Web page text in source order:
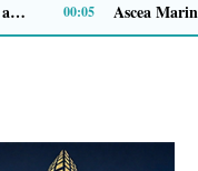
14:14